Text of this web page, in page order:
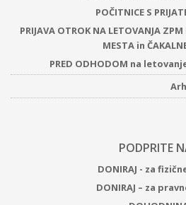
POČITNICE S
PRIJAVA OTROK NA LETOVANJA
MESTA in
PRED ODHODOM na
PODPRITE
DONIRAJ - za
DONIRAJ – za